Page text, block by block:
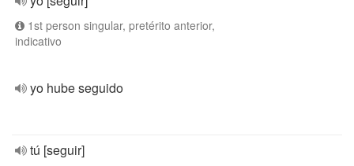
1st person singular, pretérito anterior,
indicativo
yo hube seguido
tú [seguir]